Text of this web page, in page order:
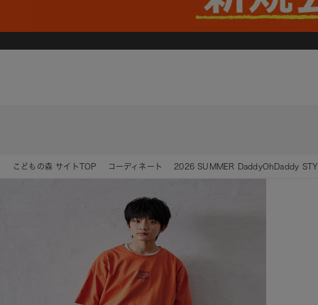
こどもの森 サイトTOP コーディネート 2026 SUMMER DaddyOhDaddy